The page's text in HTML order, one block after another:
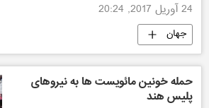
24 آوریل 2017, 20:24
جهان
حمله خونین مائویست ها به نیروهای
پلیس هند